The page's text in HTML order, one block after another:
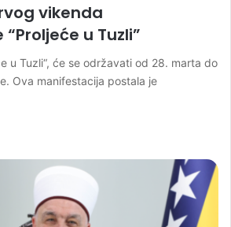
vikenda
u Tuzli”
u Tuzli“, će se održavati od 28. marta do
Ova manifestacija postala je